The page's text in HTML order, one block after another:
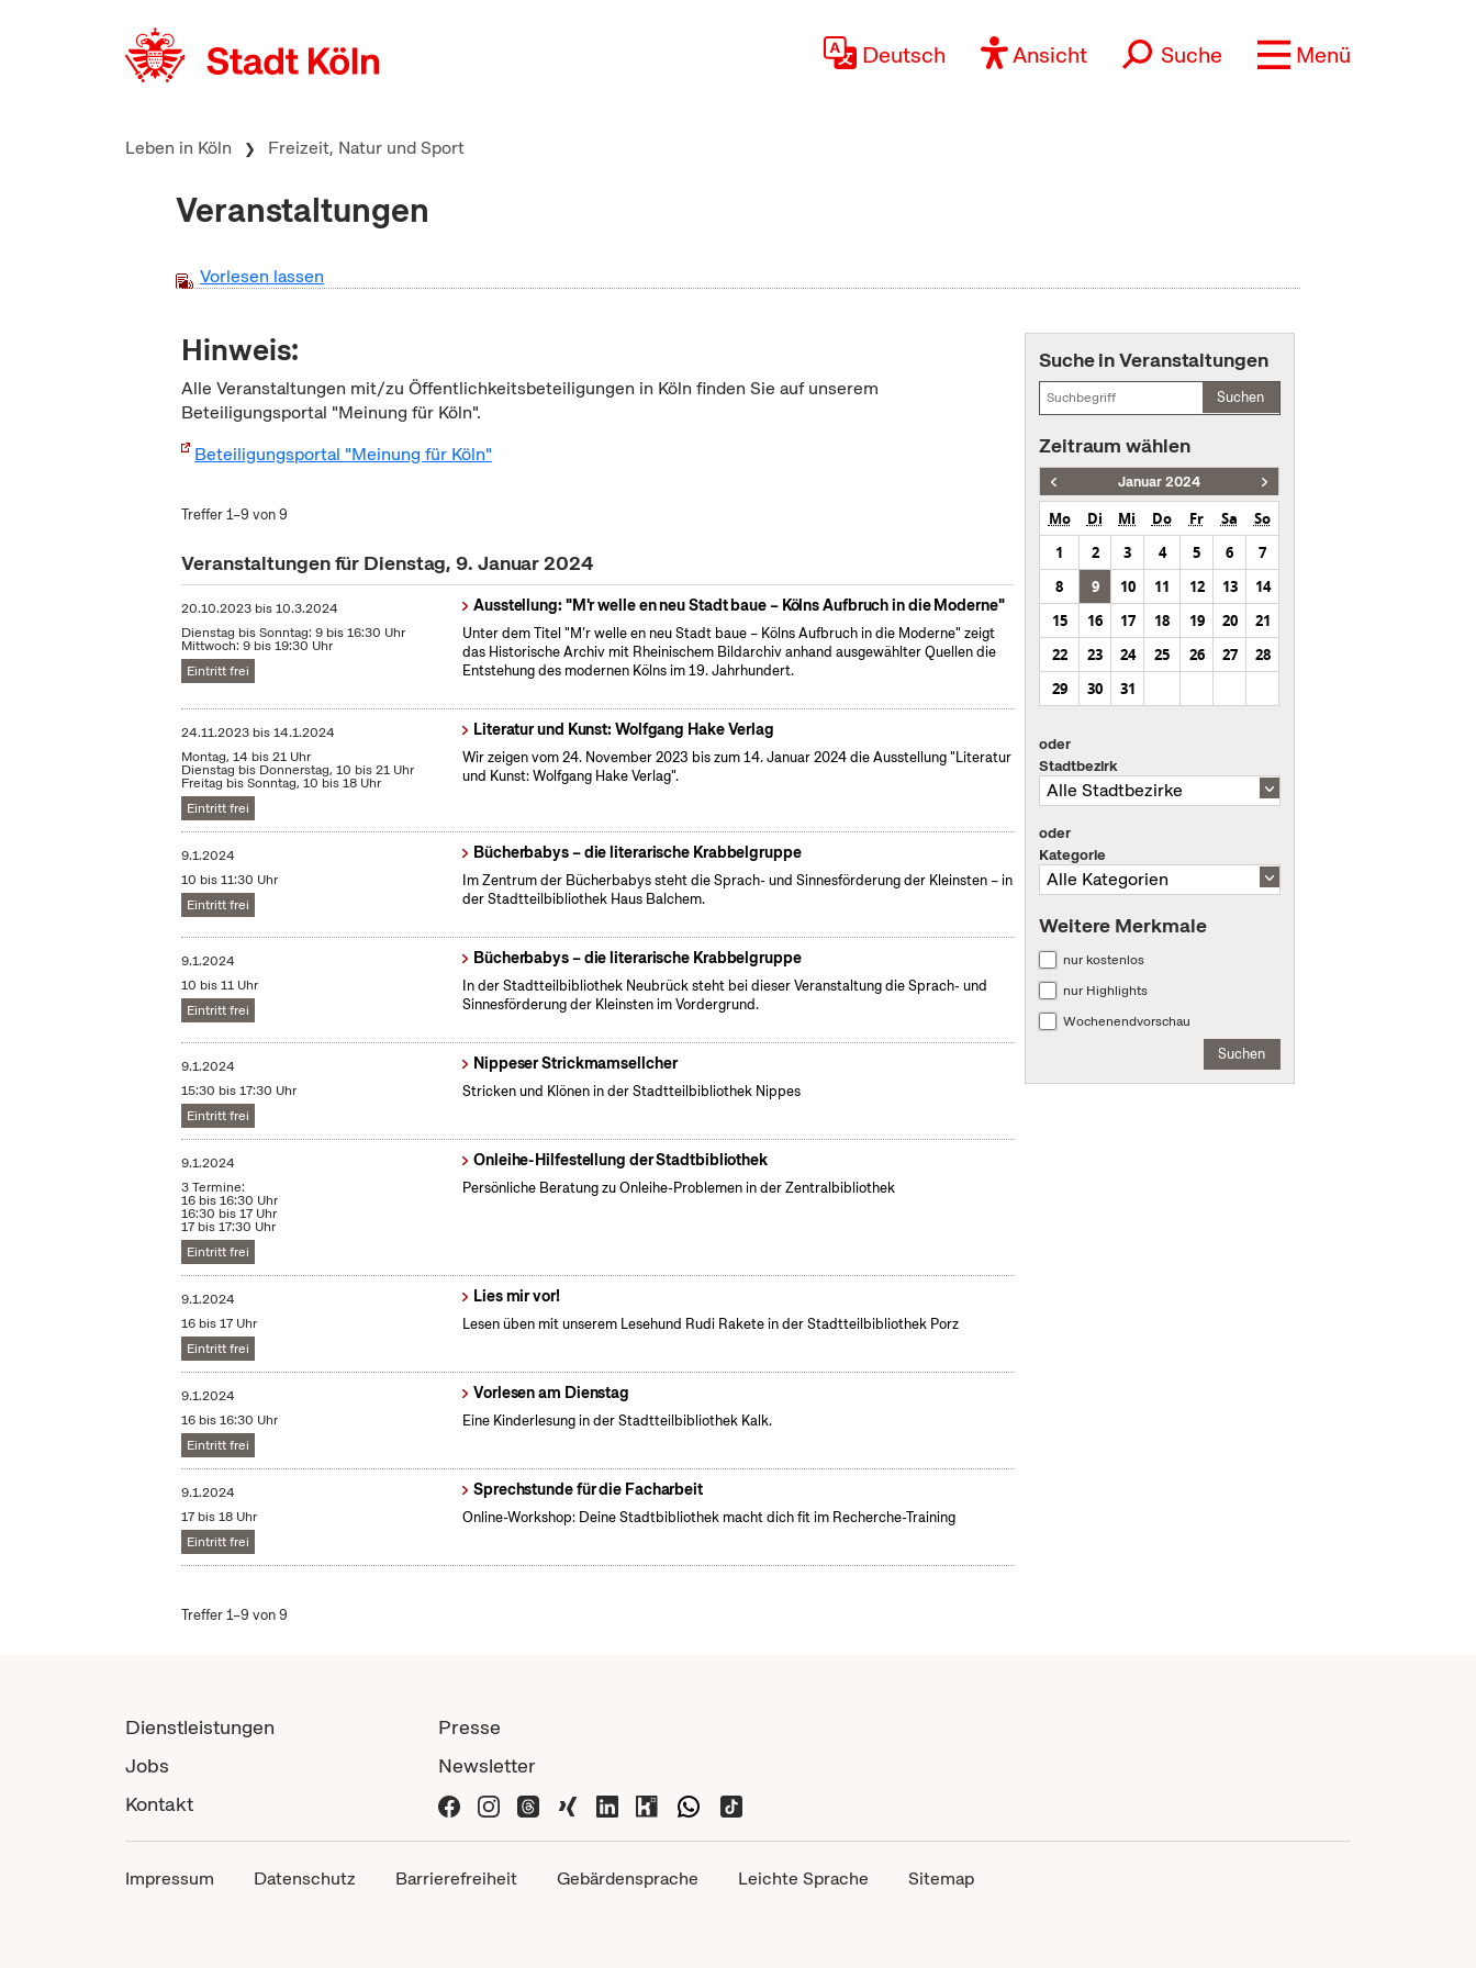
Deutsch Ansicht Suche Menü
Leben in Köln Freizeit, Natur und Sport
Veranstaltungen
Vorlesen lassen
Hinweis:
Alle Veranstaltungen mit/zu Öffentlichkeitsbeteiligungen in Köln finden Sie auf unserem
Beteiligungsportal "Meinung für Köln".
Beteiligungsportal "Meinung für Köln"
Treffer 1–9 von 9
Veranstaltungen für Dienstag, 9. Januar 2024
20.10.2023 bis10.3.2024
Dienstag bis Sonntag: 9 bis 16:30 Uhr
Mittwoch: 9 bis 19:30 Uhr
Eintritt frei
Ausstellung: "M'r welle en neu Stadt baue – Kölns Aufbruch in die Moderne"
Unter dem Titel "M’r welle en neu Stadt baue – Kölns Aufbruch in die Moderne" zeigt
das Historische Archiv mit Rheinischem Bildarchiv anhand ausgewählter Quellen die
Entstehung des modernen Kölns im 19. Jahrhundert.
24.11.2023 bis14.1.2024
Montag, 14 bis 21 Uhr
Dienstag bis Donnerstag, 10 bis 21 Uhr
Freitag bis Sonntag, 10 bis 18 Uhr
Eintritt frei
Literatur und Kunst: Wolfgang Hake Verlag
Wir zeigen vom 24. November 2023 bis zum 14. Januar 2024 die Ausstellung "Literatur
und Kunst: Wolfgang Hake Verlag".
9.1.2024
10 bis 11:30 Uhr
Eintritt frei
Bücherbabys – die literarische Krabbelgruppe
Im Zentrum der Bücherbabys steht die Sprach- und Sinnesförderung der Kleinsten – in
der Stadtteilbibliothek Haus Balchem.
9.1.2024
10 bis 11 Uhr
Eintritt frei
Bücherbabys – die literarische Krabbelgruppe
In der Stadtteilbibliothek Neubrück steht bei dieser Veranstaltung die Sprach- und
Sinnesförderung der Kleinsten im Vordergrund.
9.1.2024
15:30 bis 17:30 Uhr
Eintritt frei
Nippeser Strickmamsellcher
Stricken und Klönen in der Stadtteilbibliothek Nippes
9.1.2024
3 Termine:
16 bis 16:30 Uhr
16:30 bis 17 Uhr
17 bis 17:30 Uhr
Eintritt frei
Onleihe-Hilfestellung der Stadtbibliothek
Persönliche Beratung zu Onleihe-Problemen in der Zentralbibliothek
9.1.2024
16 bis 17 Uhr
Eintritt frei
Lies mir vor!
Lesen üben mit unserem Lesehund Rudi Rakete in der Stadtteilbibliothek Porz
9.1.2024
16 bis 16:30 Uhr
Eintritt frei
Vorlesen am Dienstag
Eine Kinderlesung in der Stadtteilbibliothek Kalk.
9.1.2024
17 bis 18 Uhr
Eintritt frei
Sprechstunde für die Facharbeit
Online-Workshop: Deine Stadtbibliothek macht dich fit im Recherche-Training
Treffer 1–9 von 9
Suche in Veranstaltungen
Suchen
Zeitraum wählen
Januar 2024
Mo Di Mi Do Fr Sa
So
1
2 3 4 5 6
7
8
9 10 11 12 13
14
15
16 17 18 19 20
21
22
23 24 25 26 27
28
29
30 31
oder
Stadtbezirk
oder
Kategorie
Weitere Merkmale
nur kostenlos
nur Highlights
Wochenendvorschau
Suchen
Dienstleistungen
Jobs
Kontakt
Presse
Newsletter
Impressum Datenschutz Barrierefreiheit Gebärdensprache Leichte Sprache Sitemap